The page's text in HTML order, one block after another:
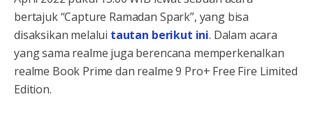
bertajuk “Capture Ramadan Spark”, yang bisa
disaksikan melalui tautan berikut ini. Dalam acara
yang sama realme juga berencana memperkenalkan
realme Book Prime dan realme 9 Pro+ Free Fire Limited
Edition.